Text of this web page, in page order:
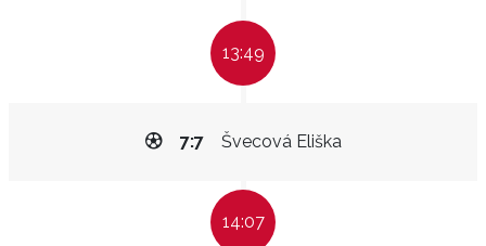
13:49
Švecová Eliška
7:7
14:07